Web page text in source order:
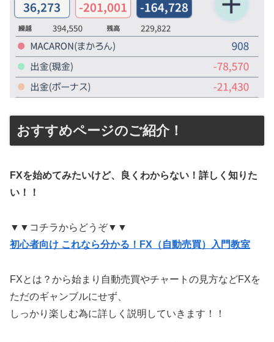
おすすめページのご紹介！
FXを始めてみたいけど、良くわからない！詳しく知りた
い！！
▼▼コチラからどうぞ▼▼
初心者向け これなら分かる！FX（自動売買）入門教室
FXとは？から始まり自動売買やチャートの見方などFXを
ただのギャンブルにせず、
しっかり楽しむ為に詳しく説明していきます！！